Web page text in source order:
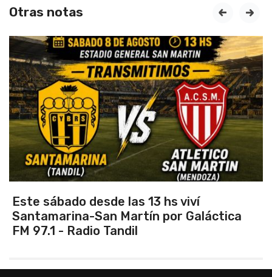
Otras notas
hs viví
por Galáctica
Vuelve el torneo oficial
prev next